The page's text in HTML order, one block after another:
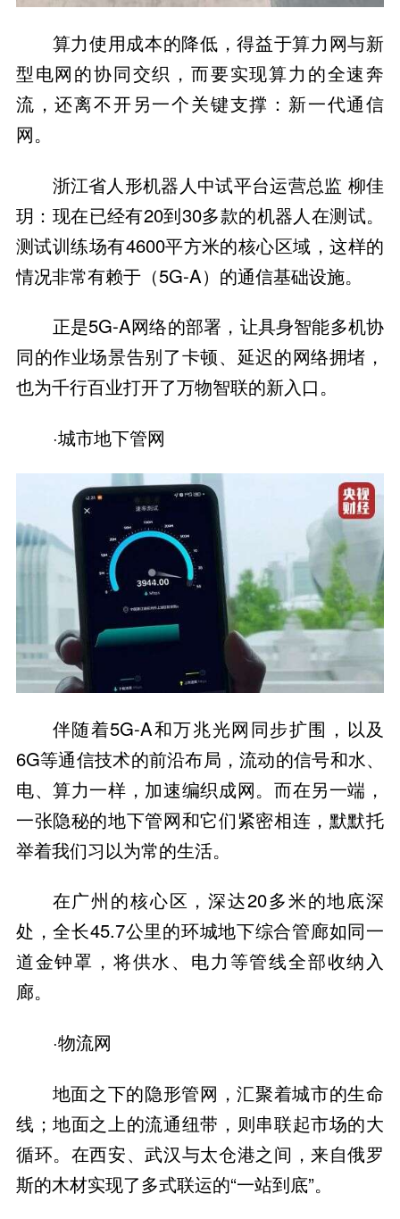
算力使用成本的降低，得益于算力网与新
型电网的协同交织，而要实现算力的全速奔
流，还离不开另一个关键支撑：新一代通信
网。
浙江省人形机器人中试平台运营总监 柳佳
玥：现在已经有20到30多款的机器人在测试。
测试训练场有4600平方米的核心区域，这样的
情况非常有赖于（5G-A）的通信基础设施。
正是5G-A网络的部署，让具身智能多机协
同的作业场景告别了卡顿、延迟的网络拥堵，
也为千行百业打开了万物智联的新入口。
·城市地下管网
伴随着5G-A和万兆光网同步扩围，以及
6G等通信技术的前沿布局，流动的信号和水、
电、算力一样，加速编织成网。而在另一端，
一张隐秘的地下管网和它们紧密相连，默默托
举着我们习以为常的生活。
在广州的核心区，深达20多米的地底深
处，全长45.7公里的环城地下综合管廊如同一
道金钟罩，将供水、电力等管线全部收纳入
廊。
·物流网
地面之下的隐形管网，汇聚着城市的生命
线；地面之上的流通纽带，则串联起市场的大
循环。在西安、武汉与太仓港之间，来自俄罗
斯的木材实现了多式联运的“一站到底”。